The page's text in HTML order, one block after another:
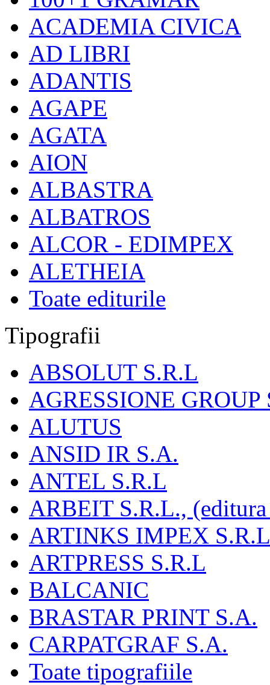
ACADEMIA CIVICA
AD LIBRI
ADANTIS
AGAPE
AGATA
AION
ALBASTRA
ALBATROS
ALCOR - EDIMPEX
ALETHEIA
Toate editurile
Tipografii
ABSOLUT S.R.L
AGRESSIONE GROUP
ALUTUS
ANSID IR S.A.
ANTEL S.R.L
ARBEIT S.R.L.,
ARTINKS IMPEX
ARTPRESS S.R.L
BALCANIC
BRASTAR PRINT S.A.
CARPATGRAF S.A.
Toate tipografiile